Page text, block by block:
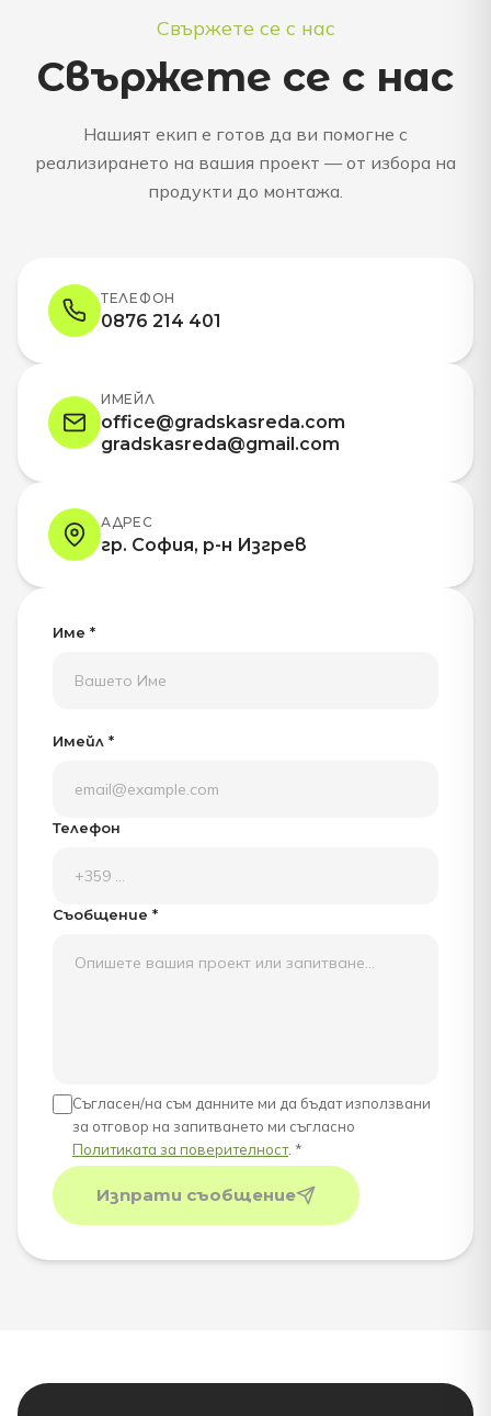
Свържете се с нас
Свържете се с нас
Нашият екип е готов да ви помогне с
реализирането на вашия проект — от избора на
продукти до монтажа.
ТЕЛЕФОН
0876 214 401
ИМЕЙЛ
office@gradskasreda.com
gradskasreda@gmail.com
АДРЕС
гр. София, р-н Изгрев
Име *
Имейл *
Телефон
Съобщение *
Съгласен/на съм данните ми да бъдат използвани
за отговор на запитването ми съгласно
Политиката за поверителност. *
Изпрати съобщение